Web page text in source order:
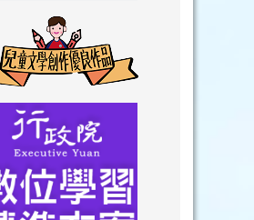
to https://www.youtube.com/